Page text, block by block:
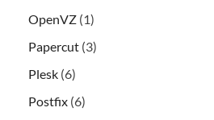
OpenVZ (1)
Papercut (3)
Plesk (6)
Postfix (6)